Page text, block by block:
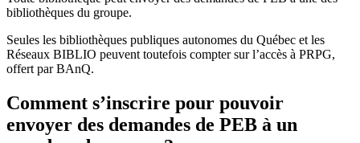
bibliothèques du groupe.
Seules les bibliothèques publiques autonomes du Québec et les
Réseaux BIBLIO peuvent toutefois compter sur l’accès à PRPG,
offert par BAnQ.
Comment s’inscrire pour pouvoir
envoyer des demandes de PEB à un